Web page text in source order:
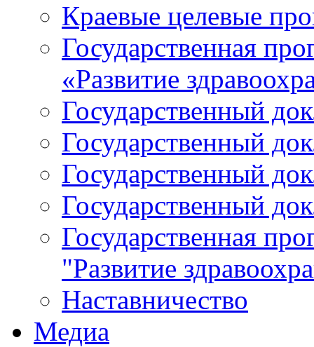
Краевые целевые
Государственная
«Развитие
Государственный
Государственный
Государственный
Государственный
Государственная
"Развитие
Наставничество
Медиа